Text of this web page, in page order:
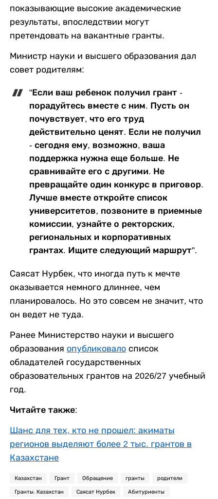
показывающие высокие академические
результаты, впоследствии могут
претендовать на вакантные гранты.
Министр науки и высшего образования дал
совет родителям:
"Если ваш ребенок получил грант -
порадуйтесь вместе с ним. Пусть он
почувствует, что его труд
действительно ценят. Если не получил
- сегодня ему, возможно, ваша
поддержка нужна еще больше. Не
сравнивайте его с другими. Не
превращайте один конкурс в приговор.
Лучше вместе откройте список
университетов, позвоните в приемные
комиссии, узнайте о ректорских,
региональных и корпоративных
грантах. Ищите следующий маршрут".
Саясат Нурбек, что иногда путь к мечте
оказывается немного длиннее, чем
планировалось. Но это совсем не значит, что
он ведет не туда.
Ранее Министерство науки и высшего
образования опубликовало список
обладателей государственных
образовательных грантов на 2026/27 учебный
год.
Читайте также:
Шанс для тех, кто не прошел: акиматы
регионов выделяют более 2 тыс. грантов в
Казахстане
Казахстан Грант Обращение гранты родители
Гранты. Казахстан Саясат Нурбек Абитуриенты